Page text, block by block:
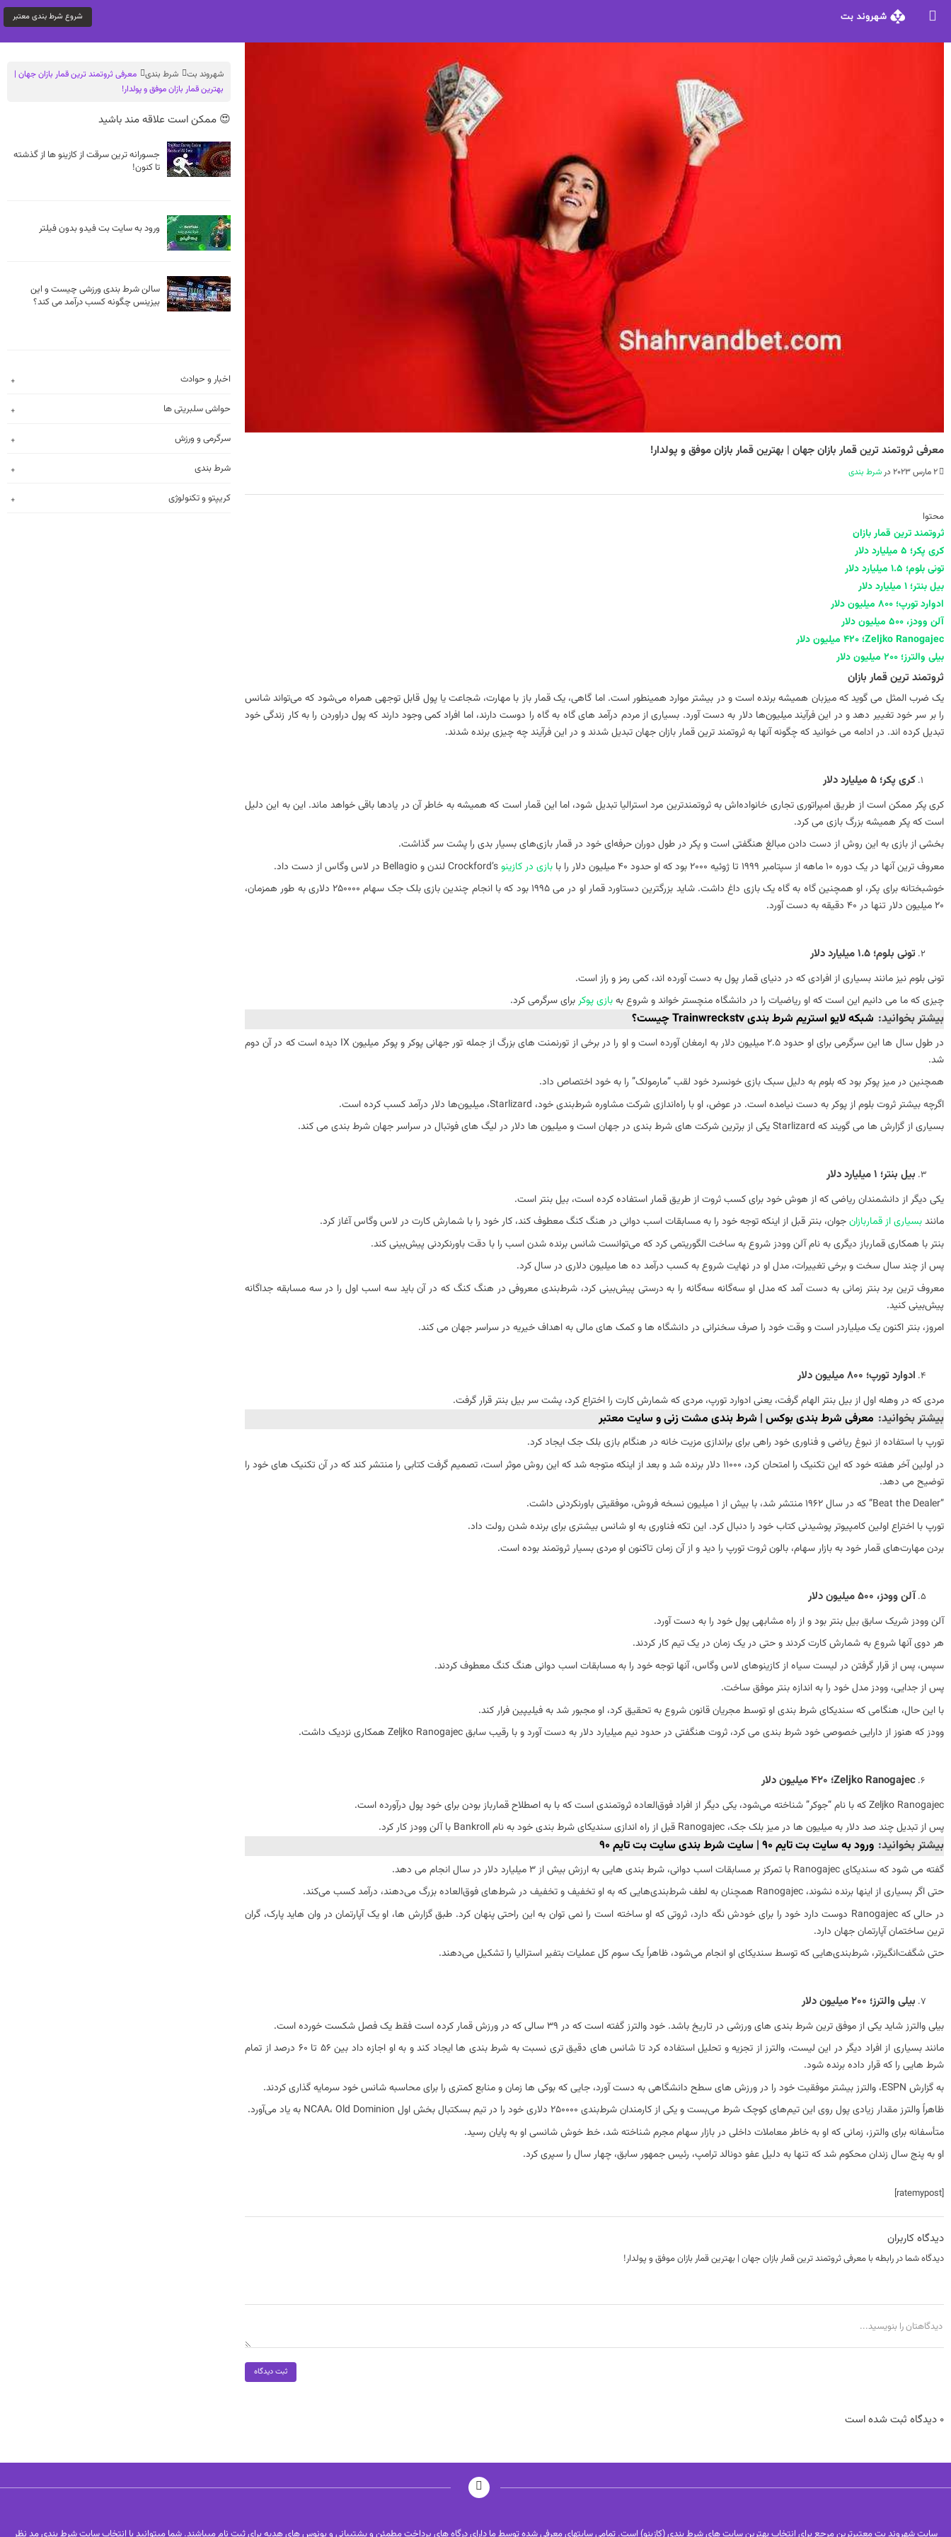
شروع شرط بندی معتبر
معرفی ثروتمند ترین قمار بازان جهان | بهترین قمار بازان موفق و پولدار!
2 مارس 2023 در شرط بندی
محتوا
ثروتمند ترین قمار بازان
کری پکر؛ 5 میلیارد دلار
تونی بلوم؛ 1.5 میلیارد دلار
بیل بنتر؛ 1 میلیارد دلار
ادوارد تورپ؛ 800 میلیون دلار
آلن وودز، 500 میلیون دلار
Zeljko Ranogajec؛ 420 میلیون دلار
بیلی والترز؛ 200 میلیون دلار
ثروتمند ترین قمار بازان
یک ضرب المثل می گوید که میزبان همیشه برنده است و در بیشتر موارد همینطور است. اما گاهی، یک قمار باز با مهارت، شجاعت یا پول قابل توجهی همراه می‌شود که می‌تواند شانس
را بر سر خود تغییر دهد و در این فرآیند میلیون‌ها دلار به دست آورد. بسیاری از مردم درآمد های گاه به گاه را دوست دارند، اما افراد کمی وجود دارند که پول دراوردن را به کار زندگی خود
تبدیل کرده اند. در ادامه می خوانید که چگونه آنها به ثروتمند ترین قمار بازان جهان تبدیل شدند و در این فرآیند چه چیزی برنده شدند.
کری پکر؛ 5 میلیارد دلار
کری پکر ممکن است از طریق امپراتوری تجاری خانواده‌اش به ثروتمندترین مرد استرالیا تبدیل شود، اما این قمار است که همیشه به خاطر آن در یادها باقی خواهد ماند. این به این دلیل
است که پکر همیشه بزرگ بازی می کرد.
بخشی از بازی به این روش از دست دادن مبالغ هنگفتی است و پکر در طول دوران حرفه‌ای خود در قمار بازی‌های بسیار بدی را پشت سر گذاشت.
معروف ترین آنها در یک دوره 10 ماهه از سپتامبر 1999 تا ژوئیه 2000 بود که او حدود 40 میلیون دلار را با
بازی در کازینو
خوشبختانه برای پکر، او همچنین گاه به گاه یک بازی داغ داشت. شاید بزرگترین دستاورد قمار او در می 1995 بود که با انجام چندین بازی بلک جک سهام 250000 دلاری به طور همزمان،
20 میلیون دلار تنها در 40 دقیقه به دست آورد.
تونی بلوم؛ 1.5 میلیارد دلار
تونی بلوم نیز مانند بسیاری از افرادی که در دنیای قمار پول به دست آورده اند، کمی رمز و راز است.
چیزی که ما می دانیم این است که او ریاضیات را در دانشگاه منچستر خواند و شروع بهبازی پوکر برای سرگرمی کرد.
بیشتر بخوانید: ‏شبکه لایو استریم شرط بندی Trainwreckstv چیست؟
در طول سال ها این سرگرمی برای او حدود 2.5 میلیون دلار به ارمغان آورده است و او را در برخی از تورنمنت های بزرگ از جمله تور جهانی پوکر و پوکر میلیون IX دیده است که در آن دوم
شد.
همچنین در میز پوکر بود که بلوم به دلیل سبک بازی خونسرد خود لقب “مارمولک” را به خود اختصاص داد.
اگرچه بیشتر ثروت بلوم از پوکر به دست نیامده است. در عوض، او با راه‌اندازی شرکت مشاوره شرط‌بندی خود، Starlizard، میلیون‌ها دلار درآمد کسب کرده است.
بسیاری از گزارش ها می گویند که Starlizard یکی از برترین شرکت های شرط بندی در جهان است و میلیون ها دلار در لیگ های فوتبال در سراسر جهان شرط بندی می کند.
بیل بنتر؛ 1 میلیارد دلار
یکی دیگر از دانشمندان ریاضی که از هوش خود برای کسب ثروت از طریق قمار استفاده کرده است، بیل بنتر است.
مانندبسیاری از قماربازانجوان، بنتر قبل از اینکه توجه خود را به مسابقات اسب دوانی در هنگ کنگ معطوف کند، کار خود را با شمارش کارت در لاس وگاس آغاز کرد.
بنتر با همکاری قمارباز دیگری به نام آلن وودز شروع به ساخت الگوریتمی کرد که می‌توانست شانس برنده شدن اسب را با دقت باورنکردنی پیش‌بینی کند.
پس از چند سال سخت و برخی تغییرات، مدل او در نهایت شروع به کسب درآمد ده ها میلیون دلاری در سال کرد.
معروف‌ ترین برد بنتر زمانی به دست آمد که مدل او سه‌گانه سه‌گانه را به درستی پیش‌بینی کرد، شرط‌بندی معروفی در هنگ کنگ که در آن باید سه اسب اول را در سه مسابقه جداگانه
پیش‌بینی کنید.
امروز، بنتر اکنون یک میلیاردر است و وقت خود را صرف سخنرانی در دانشگاه ها و کمک های مالی به اهداف خیریه در سراسر جهان می کند.
ادوارد تورپ؛ 800 میلیون دلار
مردی که در وهله اول از بیل بنتر الهام گرفت، یعنی ادوارد تورپ، مردی که شمارش کارت را اختراع کرد، پشت سر بیل بنتر قرار گرفت.
بیشتر بخوانید: معرفی شرط بندی بوکس | شرط بندی مشت زنی و سایت معتبر
تورپ با استفاده از نبوغ ریاضی و فناوری خود راهی برای براندازی مزیت خانه در هنگام بازی بلک جک ایجاد کرد.
در اولین آخر هفته خود که این تکنیک را امتحان کرد، 11000 دلار برنده شد و بعد از اینکه متوجه شد که این روش موثر است، تصمیم گرفت کتابی را منتشر کند که در آن تکنیک های خود را
توضیح می دهد.
‏”Beat the Dealer” که در سال 1962 منتشر شد، با بیش از 1 میلیون نسخه فروش، موفقیتی باورنکردنی داشت.
تورپ با اختراع اولین کامپیوتر پوشیدنی کتاب خود را دنبال کرد. این تکه فناوری به او شانس بیشتری برای برنده شدن رولت داد.
بردن مهارت‌های قمار خود به بازار سهام، بالون ثروت تورپ را دید و از آن زمان تاکنون او مردی بسیار ثروتمند بوده است.
آلن وودز، 500 میلیون دلار
آلن وودز شریک سابق بیل بنتر بود و از راه مشابهی پول خود را به دست آورد.
هر دوی آنها شروع به شمارش کارت کردند و حتی در یک زمان در یک تیم کار کردند.
سپس، پس از قرار گرفتن در لیست سیاه از کازینوهای لاس وگاس، آنها توجه خود را به مسابقات اسب دوانی هنگ کنگ معطوف کردند.
پس از جدایی، وودز مدل خود را به اندازه بنتر موفق ساخت.
با این حال، هنگامی که سندیکای شرط بندی او توسط مجریان قانون شروع به تحقیق کرد، او مجبور شد به فیلیپین فرار کند.
وودز که هنوز از دارایی خصوصی خود شرط بندی می کرد، ثروت هنگفتی در حدود نیم میلیارد دلار به دست آورد و با رقیب سابق Zeljko Ranogajec همکاری نزدیک داشت.
Zeljko Ranogajec؛ 420 میلیون دلار
پس از تبدیل چند صد دلار به میلیون ها در میز بلک جک، Ranogajec قبل از راه اندازی سندیکای شرط بندی خود به نام Bankroll با آلن وودز کار کرد.
بیشتر بخوانید: ورود به سایت بت تایم 90 | سایت شرط بندی سایت بت تایم 90
گفته می شود که سندیکای Ranogajec با تمرکز بر مسابقات اسب دوانی، شرط بندی هایی به ارزش بیش از 3 میلیارد دلار در سال انجام می دهد.
حتی اگر بسیاری از اینها برنده نشوند، Ranogajec همچنان به لطف شرط‌بندی‌هایی که به او تخفیف و تخفیف در شرط‌های فوق‌العاده بزرگ می‌دهند، درآمد کسب می‌کند.
در حالی که Ranogajec دوست دارد خود را برای خودش نگه دارد، ثروتی که او ساخته است را نمی توان به این راحتی پنهان کرد. طبق گزارش ها، او یک آپارتمان در وان هاید پارک، گران
ترین ساختمان آپارتمان جهان دارد.
حتی شگفت‌انگیزتر، شرط‌بندی‌هایی که توسط سندیکای او انجام می‌شود، ظاهراً یک سوم کل عملیات بتفیر استرالیا را تشکیل می‌دهند.
بیلی والترز؛ 200 میلیون دلار
بیلی والترز شاید یکی از موفق ترین شرط بندی های ورزشی در تاریخ باشد. خود والترز گفته است که در 39 سالی که در ورزش قمار کرده است فقط یک فصل شکست خورده است.
مانند بسیاری از افراد دیگر در این لیست، والترز از تجزیه و تحلیل استفاده کرد تا شانس های دقیق تری نسبت به شرط بندی ها ایجاد کند و به او اجازه داد بین 56 تا 60 درصد از تمام
شرط هایی را که قرار داده برنده شود.
به گزارش ESPN، والترز بیشتر موفقیت خود را در ورزش های سطح دانشگاهی به دست آورد، جایی که بوکی ها زمان و منابع کمتری را برای محاسبه شانس خود سرمایه گذاری کردند.
ظاهراً والترز مقدار زیادی پول روی این تیم‌های کوچک شرط می‌بست و یکی از کارمندان شرط‌بندی 250000 دلاری خود را در تیم بسکتبال بخش اول NCAA، Old Dominion به یاد می‌آورد.
متأسفانه برای والترز، زمانی که او به خاطر معاملات داخلی در بازار سهام مجرم شناخته شد، خط خوش شانسی او به پایان رسید.
او به پنج سال زندان محکوم شد که تنها به دلیل عفو دونالد ترامپ، رئیس جمهور سابق، چهار سال را سپری کرد.
[ratemypost]
دیدگاه کاربران
دیدگاه شما در رابطه با معرفی ثروتمند ترین قمار بازان جهان | بهترین قمار بازان موفق و پولدار!
ثبت دیدگاه
0 دیدگاه ثبت شده است
شهروند بت شرط بندی
معرفی ثروتمند ترین قمار بازان جهان |
بهترین قمار بازان موفق و پولدار!
😍 ممکن است علاقه مند باشید
جسورانه ترین سرقت از کازینو ها از گذشته
تا کنون!
ورود به سایت بت فیدو بدون فیلتر
سالن شرط بندی ورزشی چیست و این
بیزینس چگونه کسب درآمد می کند؟
اخبار و حوادث
حواشی سلبریتی ها
سرگرمی و ورزش
شرط بندی
کریپتو و تکنولوژی